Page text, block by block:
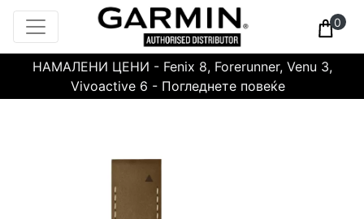
0
НАМАЛЕНИ ЦЕНИ - Fenix 8, Forerunner, Venu 3,
Vivoactive 6 - Погледнете повеќе